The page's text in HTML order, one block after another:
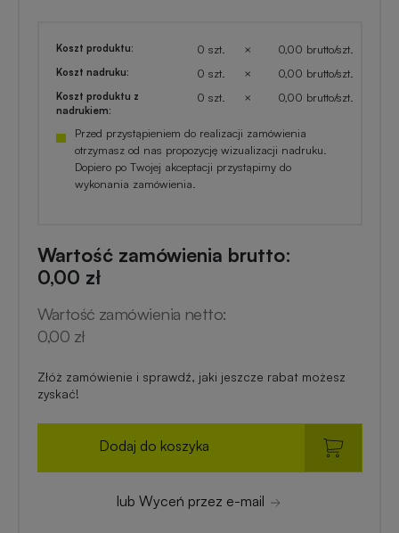
Koszt produktu: 0 szt. × 0,00 brutto/szt.
Koszt nadruku: 0 szt. × 0,00 brutto/szt.
Koszt produktu z
nadrukiem:
0 szt. × 0,00 brutto/szt.
Przed przystąpieniem do realizacji zamówienia
otrzymasz od nas propozycję wizualizacji nadruku.
Dopiero po Twojej akceptacji przystąpimy do
wykonania zamówienia.
Wartość zamówienia brutto:
0,00 zł
Wartość zamówienia netto:
0,00 zł
Złóż zamówienie i sprawdź, jaki jeszcze rabat możesz
zyskać!
Dodaj do koszyka
lub Wyceń przez e-mail